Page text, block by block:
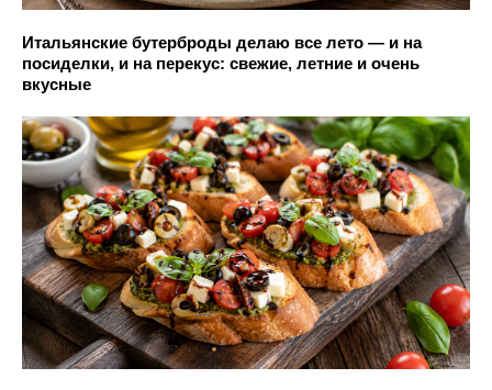
Итальянские бутерброды делаю все лето — и на
посиделки, и на перекус: свежие, летние и очень
вкусные